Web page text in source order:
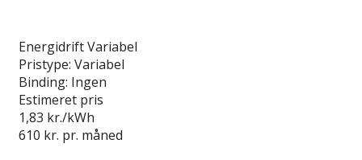
Energidrift Variabel
Pristype: Variabel
Binding: Ingen
Estimeret pris
1,83 kr./kWh
610 kr. pr. måned